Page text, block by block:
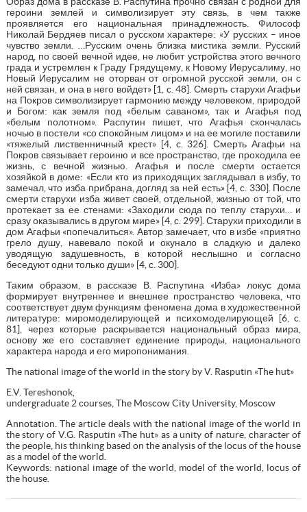
героини землей и символизирует эту связь, в чем также
проявляется его национальная принадлежность. Философ
Николай Бердяев писал о русском характере: «У русских – иное
чувство земли. …Русским очень близка мистика земли. Русский
народ, по своей вечной идее, не любит устройства этого вечного
града и устремлен к Граду Грядущему, к Новому Иерусалиму, но
Новый Иерусалим не оторван от огромной русской земли, он с
ней связан, и она в него войдет» [1, c. 48]. Смерть старухи Агафьи
на Покров символизирует гармонию между человеком, природой
и Богом: как земля под «белым саваном», так и Агафья под
«белым полотном». Распутин пишет, что Агафья скончалась
ночью в постели «со спокойным лицом» и на ее могиле поставили
«тяжелый лиственничный крест» [4, c. 326]. Смерть Агафьи на
Покров связывает героиню и все пространство, где проходила ее
жизнь, с вечной жизнью. Агафья и после смерти остается
хозяйкой в доме: «Если кто из приходящих заглядывал в избу, то
замечал, что изба прибрана, догляд за ней есть» [4, c. 330]. После
смерти старухи изба живет своей, отдельной, жизнью от той, что
протекает за ее стенами: «Заходили сюда по теплу старухи… и
сразу оказывались в другом мире» [4, c. 299]. Старухи приходили в
дом Агафьи «попечалиться». Автор замечает, что в избе «приятно
грело душу, навевало покой и окунало в сладкую и далеко
уводящую задушевность, в которой неслышно и согласно
беседуют одни только души» [4, c. 300].
Таким образом, в рассказе В. Распутина «Изба» локус дома
формирует внутреннее и внешнее пространство человека, что
соответствует двум функциям феномена дома в художественной
литературе: миромоделирующей и психомоделирующей [6, c.
81], через которые раскрывается национальный образ мира,
основу же его составляет единение природы, национального
характера народа и его миропонимания.
The national image of the world in the story by V. Rasputin «The hut»
E.V. Tereshonok,
undergraduate 2 courses, The Moscow City University, Moscow
Annotation. The article deals with the national image of the world in
the story of V.G. Rasputin «The hut» as a unity of nature, character of
the people, his thinking based on the analysis of the locus of the house
as a model of the world.
Keywords: national image of the world, model of the world, locus of
the house.